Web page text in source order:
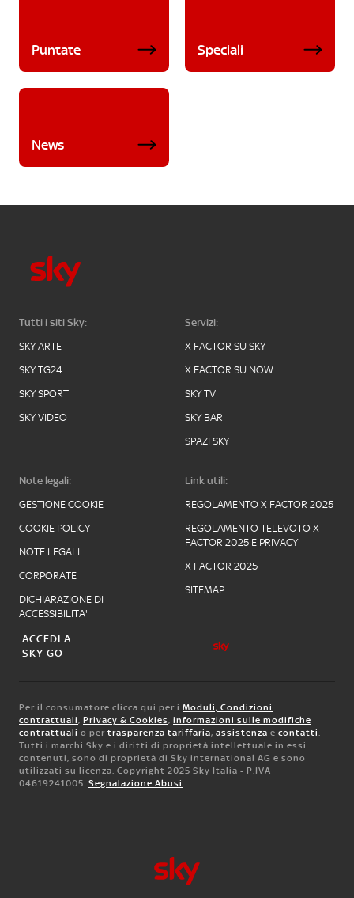
Puntate Speciali
News
Tutti i siti Sky:
SKY ARTE
SKY TG24
SKY SPORT
SKY VIDEO
Servizi:
X FACTOR SU SKY
X FACTOR SU NOW
SKY TV
SKY BAR
SPAZI SKY
Note legali:
GESTIONE COOKIE
COOKIE POLICY
NOTE LEGALI
CORPORATE
DICHIARAZIONE DI
ACCESSIBILITA'
Link utili:
REGOLAMENTO X FACTOR 2025
REGOLAMENTO TELEVOTO X
FACTOR 2025 E PRIVACY
X FACTOR 2025
SITEMAP
ACCEDI A
SKY GO
Per il consumatore clicca qui per i Moduli, Condizioni
contrattuali, Privacy & Cookies, informazioni sulle modifiche
contrattuali o per trasparenza tariffaria, assistenza e contatti.
Tutti i marchi Sky e i diritti di proprietà intellettuale in essi
contenuti, sono di proprietà di Sky international AG e sono
utilizzati su licenza. Copyright 2025 Sky Italia - P.IVA
04619241005. Segnalazione Abusi